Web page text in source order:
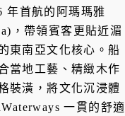
年首航的阿瑪瑪雅
，帶領賓客更貼近湄
東南亞文化核心。船
當地工藝、精緻木作
裝潢，將文化沉浸體
一貫的舒適